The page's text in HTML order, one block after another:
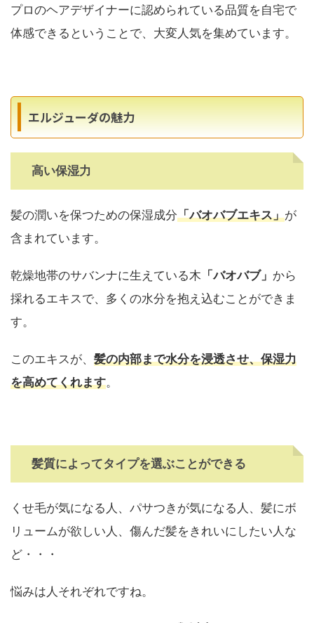
プロのヘアデザイナーに認められている品質を自宅で
体感できるということで、大変人気を集めています。
エルジューダの魅力
高い保湿力
髪の潤いを保つための保湿成分「バオバブエキス」が
含まれています。
乾燥地帯のサバンナに生えている木 「バオバブ」 から
採れるエキスで、多くの水分を抱え込むことができま
す。
このエキスが、 髪の内部まで水分を浸透させ、保湿力
を高めてくれます。
髪質によってタイプを選ぶことができる
くせ毛が気になる人、パサつきが気になる人、髪にボ
リュームが欲しい人、傷んだ髪をきれいにしたい人な
ど・・・
悩みは人それぞれですね。